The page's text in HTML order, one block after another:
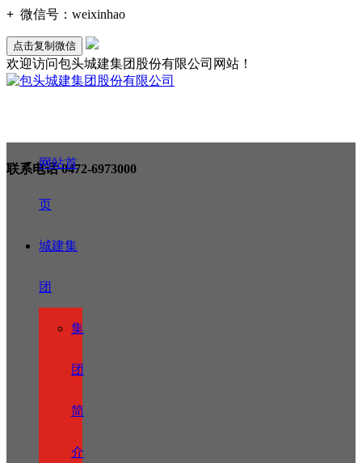
+ 微信号： weixinhao
点击复制微信
欢迎访问包头城建集团股份有限公司网站！
联系电话0472-6973000
网站首
页
城建集
团
集
团
简
介